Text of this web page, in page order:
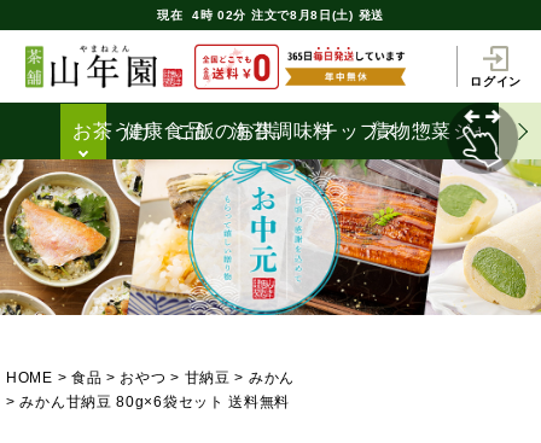
現在 4時 02分 注文で8月8日(土) 発送
ログイン
お茶うけ健康食品ご飯のお供
海苔調味料チップス
漬物惣菜 ジャム
HOME 食品 おやつ 甘納豆
みかん
みかん甘納豆 80g×6袋セット 送料無料